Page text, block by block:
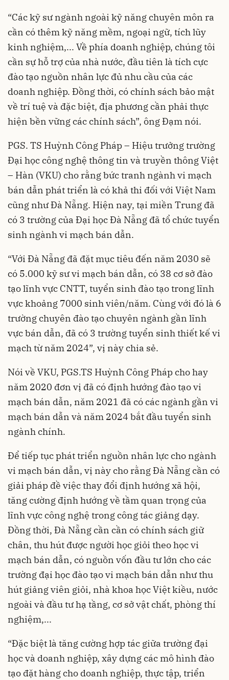
“Các kỹ sư ngành ngoài kỹ năng chuyên môn ra
cần có thêm kỹ năng mềm, ngoại ngữ, tích lũy
kinh nghiệm,... Về phía doanh nghiệp, chúng tôi
cần sự hỗ trợ của nhà nước, đầu tiên là tích cực
đào tạo nguồn nhân lực đủ nhu cầu của các
doanh nghiệp. Đồng thời, có chính sách bảo mật
về trí tuệ và đặc biệt, địa phương cần phải thực
hiện bền vững các chính sách”, ông Đạm nói.
PGS. TS Huỳnh Công Pháp – Hiệu trưởng trường
Đại học công nghệ thông tin và truyền thông Việt
– Hàn (VKU) cho rằng bức tranh ngành vi mạch
bán dẫn phát triển là có khả thi đối với Việt Nam
cũng như Đà Nẵng. Hiện nay, tại miền Trung đã
có 3 trường của Đại học Đà Nẵng đã tổ chức tuyển
sinh ngành vi mạch bán dẫn.
“Với Đà Nẵng đã đặt mục tiêu đến năm 2030 sẽ
có 5.000 kỹ sư vi mạch bán dẫn, có 38 cơ sở đào
tạo lĩnh vực CNTT, tuyển sinh đào tạo trong lĩnh
vực khoảng 7000 sinh viên/năm. Cùng với đó là 6
trường chuyên đào tạo chuyên ngành gần lĩnh
vực bán dẫn, đã có 3 trường tuyển sinh thiết kế vi
mạch từ năm 2024”, vị này chia sẻ.
Nói về VKU, PGS.TS Huỳnh Công Pháp cho hay
năm 2020 đơn vị đã có định hướng đào tạo vi
mạch bán dẫn, năm 2021 đã có các ngành gần vi
mạch bán dẫn và năm 2024 bắt đầu tuyển sinh
ngành chính.
Để tiếp tục phát triển nguồn nhân lực cho ngành
vi mạch bán dẫn, vị này cho rằng Đà Nẵng cần có
giải pháp đề việc thay đổi định hướng xã hội,
tăng cường định hướng về tầm quan trọng của
lĩnh vực công nghệ trong công tác giảng dạy.
Đồng thời, Đà Nẵng cần cần có chính sách giữ
chân, thu hút được người học giỏi theo học vi
mạch bán dẫn, có nguồn vốn đầu tư lớn cho các
trường đại học đào tạo vi mạch bán dẫn như thu
hút giảng viên giỏi, nhà khoa học Việt kiều, nước
ngoài và đầu tư hạ tầng, cơ sở vật chất, phòng thí
nghiệm,...
“Đặc biệt là tăng cường hợp tác giữa trường đại
học và doanh nghiệp, xây dựng các mô hình đào
tạo đặt hàng cho doanh nghiệp, thực tập, triển